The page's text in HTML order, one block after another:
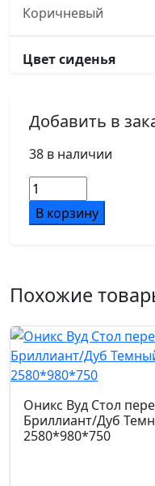
Коричневый
Цвет сиденья
Основание кресла
пятилучье, d600
Ролики
d50
пиастра
Газпатрон мм.
100
Страна
Россия
Добавить в
38 в наличии
Количество
товара
Кресло
205
Коричневый
В корзину
Похожие
Оникс Вуд Стол
Бриллиант/Дуб
2580*980*750